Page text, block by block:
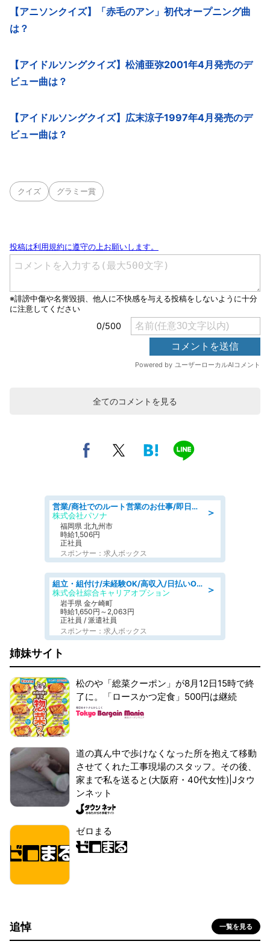
【アニソンクイズ】「赤毛のアン」初代オープニング曲
は？
【アイドルソングクイズ】松浦亜弥2001年4月発売のデ
ビュー曲は？
【アイドルソングクイズ】広末涼子1997年4月発売のデ
ビュー曲は？
クイズ グラミー賞
全てのコメントを見る
＞
営業/商社でのルート営業のお仕事/即日勤務可/車通勤可/営業
株式会社パソナ
福岡県 北九州市
時給1,506円
正社員
スポンサー：求人ボックス
＞
組立・組付け/未経験OK/高収入/日払いOK/交替制/20・30・40代活躍中
株式会社綜合キャリアオプション
岩手県 金ケ崎町
時給1,650円～2,063円
正社員 / 派遣社員
スポンサー：求人ボックス
姉妹サイト
松のや「総菜クーポン」が8月12日15時で終
了に。「ロースかつ定食」500円は継続
道の真ん中で歩けなくなった所を抱えて移動
させてくれた工事現場のスタッフ。その後、
家まで私を送ると(大阪府・40代女性)|Jタウ
ンネット
ゼロまる
追悼 一覧を見る